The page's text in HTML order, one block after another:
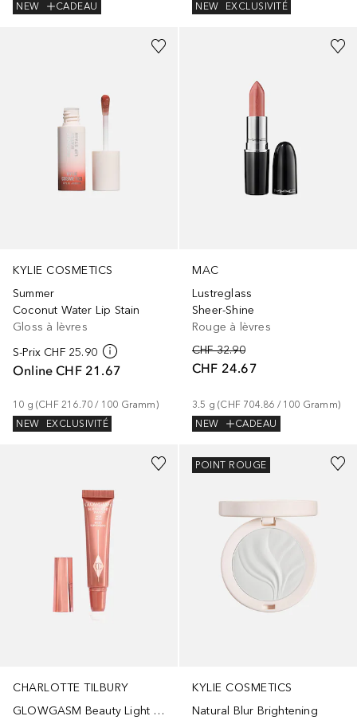
NEW
CADEAU
NEW
EXCLUSIVITÉ
KYLIE COSMETICS
Summer
Coconut Water Lip Stain
Gloss à lèvres
S-Prix CHF 25.90
Online CHF 21.67
10 g (CHF 216.70 / 100 Gramm)
NEW
EXCLUSIVITÉ
+ 2
MAC
Lustreglass
Sheer-Shine
Rouge à lèvres
CHF 32.90
CHF 24.67
3.5 g (CHF 704.86 / 100 Gramm)
NEW
CADEAU
+ 32
CHARLOTTE TILBURY
GLOWGASM Beauty Light Wand
+ 1
KYLIE COSMETICS
Natural Blur Brightening
POINT ROUGE
+ 1